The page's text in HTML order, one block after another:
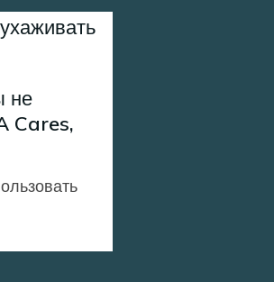
не
Cares,